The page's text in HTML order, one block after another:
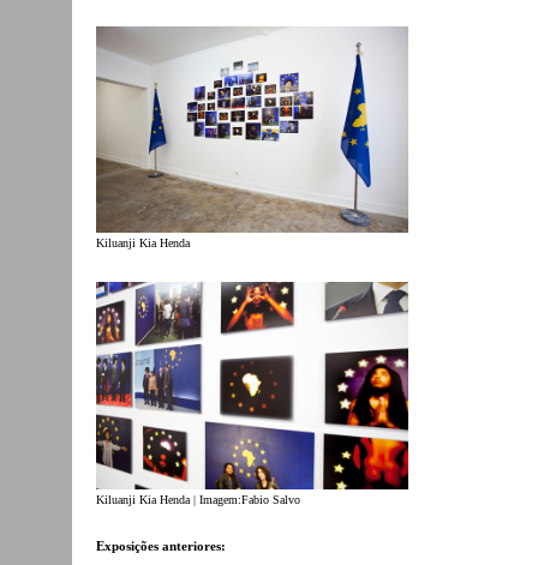
Kiluanji Kia Henda
Kiluanji Kia Henda | Imagem:Fabio Salvo
Exposições anteriores: